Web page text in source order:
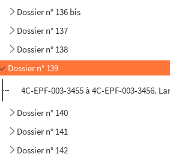
Dossier n° 136 bis
Dossier n° 137
Dossier n° 138
Dossier n° 139
4C-EPF-003-3455 à 4C-EPF-003-3456.
Dossier n° 140
Dossier n° 141
Dossier n° 142